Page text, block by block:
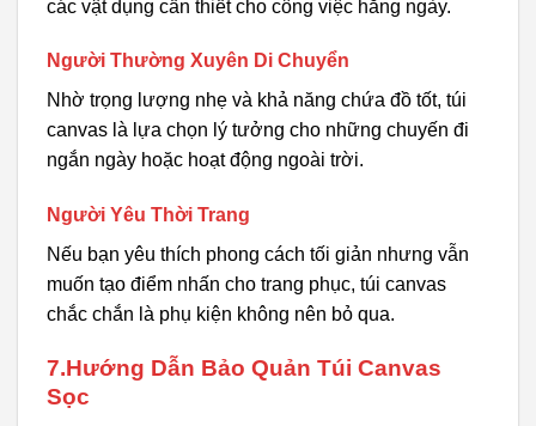
các vật dụng cần thiết cho công việc hằng ngày.
Người Thường Xuyên Di Chuyển
Nhờ trọng lượng nhẹ và khả năng chứa đồ tốt, túi
canvas là lựa chọn lý tưởng cho những chuyến đi
ngắn ngày hoặc hoạt động ngoài trời.
Người Yêu Thời Trang
Nếu bạn yêu thích phong cách tối giản nhưng vẫn
muốn tạo điểm nhấn cho trang phục, túi canvas
chắc chắn là phụ kiện không nên bỏ qua.
7.Hướng Dẫn Bảo Quản Túi Canvas
Sọc